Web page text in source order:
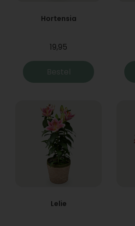
Hortensia
19,95
Bestel
Lelie